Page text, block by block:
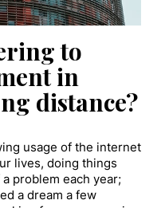
to
in
distance?
usage of the internet
lives, doing things
problem each year;
a dream a few